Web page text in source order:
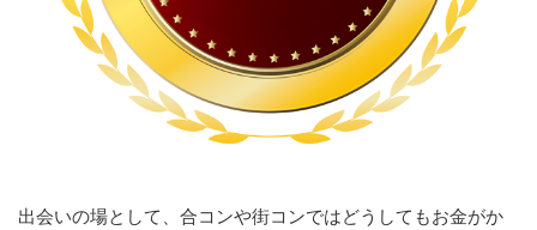
出会いの場として、合コンや街コンではどうしてもお金がか